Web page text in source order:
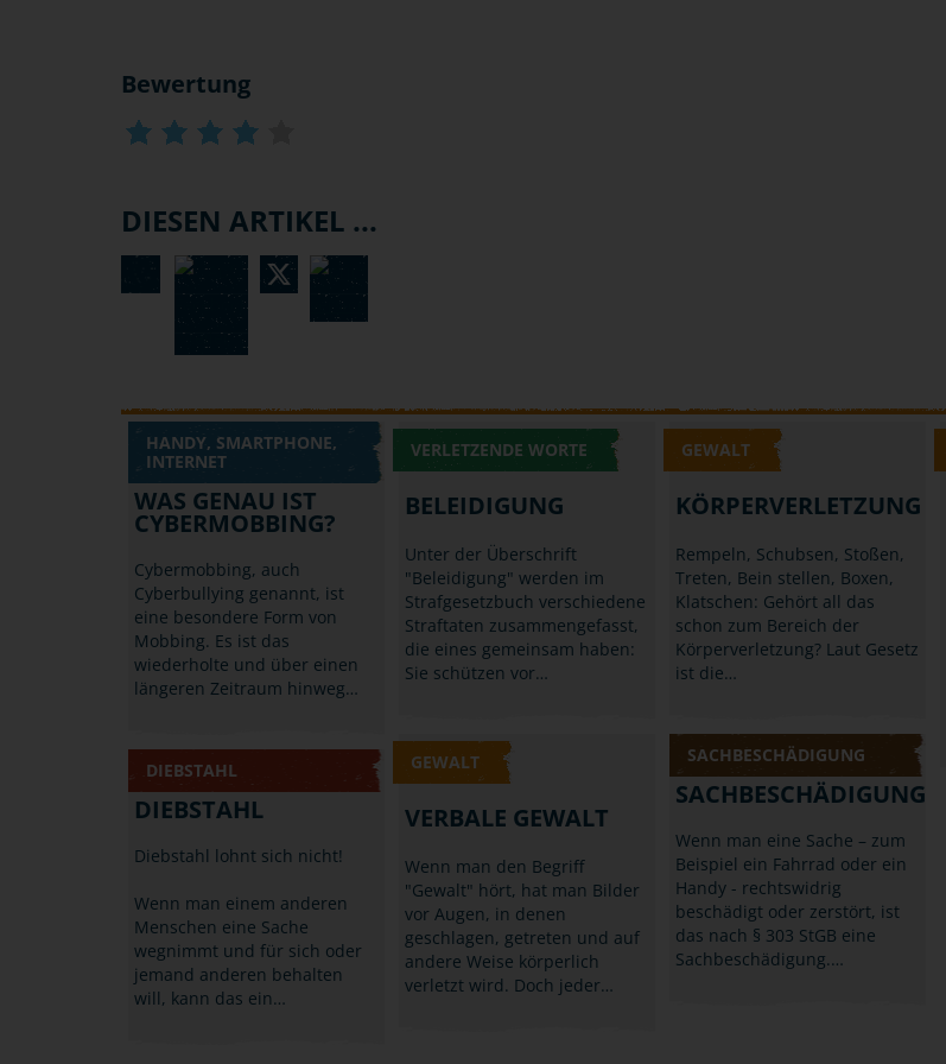
Bewertung
DIESEN ARTIKEL ...
HANDY, SMARTPHONE,
INTERNET
WAS GENAU IST
CYBERMOBBING?
Cybermobbing, auch
Cyberbullying genannt, ist
eine besondere Form von
Mobbing. Es ist das
wiederholte und über einen
längeren Zeitraum hinweg…
VERLETZENDE WORTE
BELEIDIGUNG
Unter der Überschrift
"Beleidigung" werden im
Strafgesetzbuch verschiedene
Straftaten zusammengefasst,
die eines gemeinsam haben:
Sie schützen vor…
GEWALT
KÖRPERVERLETZUNG
Rempeln, Schubsen, Stoßen,
Treten, Bein stellen, Boxen,
Klatschen: Gehört all das
schon zum Bereich der
Körperverletzung? Laut Gesetz
ist die…
GEWALT
VERBALE GEWALT
Wenn man den Begriff
"Gewalt" hört, hat man Bilder
vor Augen, in denen
geschlagen, getreten und auf
andere Weise körperlich
verletzt wird. Doch jeder…
SACHBESCHÄDIGUNG
SACHBESCHÄDIGUNG
Wenn man eine Sache – zum
Beispiel ein Fahrrad oder ein
Handy - rechtswidrig
beschädigt oder zerstört, ist
das nach § 303 StGB eine
Sachbeschädigung.…
DIEBSTAHL
DIEBSTAHL
Diebstahl lohnt sich nicht!
Wenn man einem anderen
Menschen eine Sache
wegnimmt und für sich oder
jemand anderen behalten
will, kann das ein…